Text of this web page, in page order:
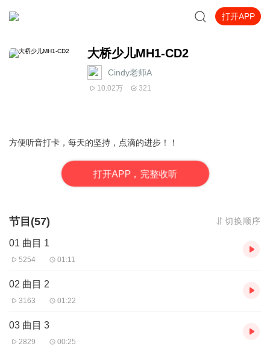
打开APP
大桥少儿MH1-CD2
Cindy老师A
10.02万 321
方便听音打卡，每天的坚持，点滴的进步！！
打开APP，完整收听
节目(57) 切换顺序
01 曲目 1
5254 01:11
02 曲目 2
3163 01:22
03 曲目 3
2829 00:25